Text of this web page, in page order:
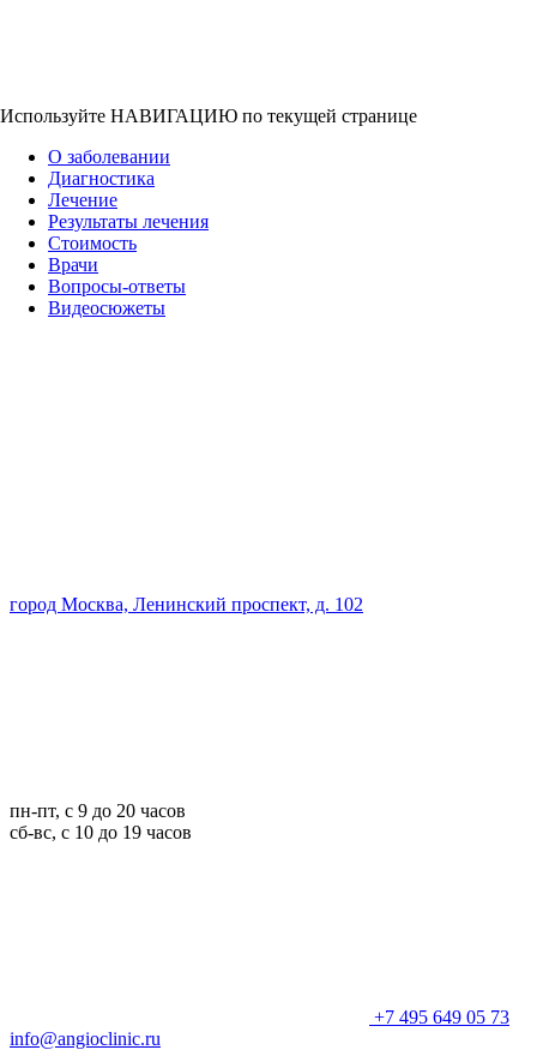
город Москва, Ленинский проспект, д. 102
пн-пт, с 9 до 20 часов
сб-вс, с 10 до 19 часов
+7 495 649 05 73
info@angioclinic.ru
Используйте НАВИГАЦИЮ по текущей странице
О заболевании
Диагностика
Лечение
Результаты лечения
Стоимость
Врачи
Вопросы-ответы
Видеосюжеты